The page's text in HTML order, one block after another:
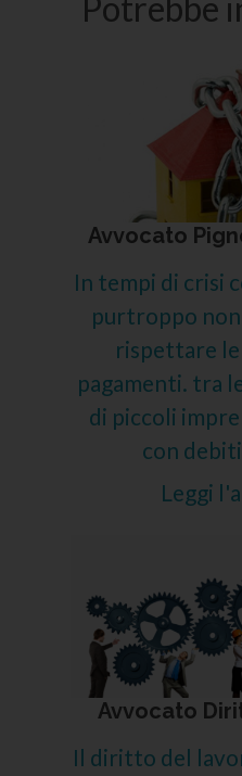
Avvocato
In tempi di crisi
purtroppo
rispettare le
pagamenti. tra
di piccoli
con
Leggi
Avvocato
Il diritto del